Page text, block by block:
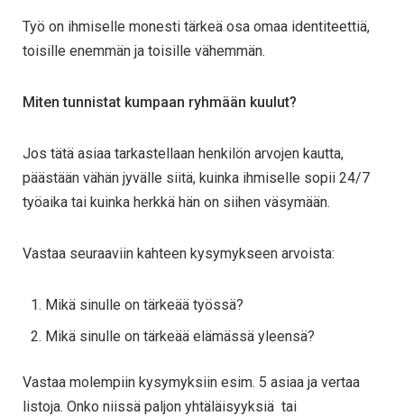
Työ on ihmiselle monesti tärkeä osa omaa identiteettiä,
toisille enemmän ja toisille vähemmän.
Miten tunnistat kumpaan ryhmään kuulut?
Jos tätä asiaa tarkastellaan henkilön arvojen kautta,
päästään vähän jyvälle siitä, kuinka ihmiselle sopii 24/7
työaika tai kuinka herkkä hän on siihen väsymään.
Vastaa seuraaviin kahteen kysymykseen arvoista:
Mikä sinulle on tärkeää työssä?
Mikä sinulle on tärkeää elämässä yleensä?
Vastaa molempiin kysymyksiin esim. 5 asiaa ja vertaa
listoja. Onko niissä paljon yhtäläisyyksiä tai